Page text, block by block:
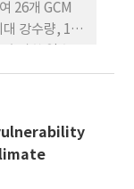
다. 그 결과,
서 극단적인
발생률은 증가
확인할 수 있
할 수 있음을
26개 GCM
대 강수량, 10
가화율, 인구
시설, 하천개
수지용량 및
축된 자료에
적용하여